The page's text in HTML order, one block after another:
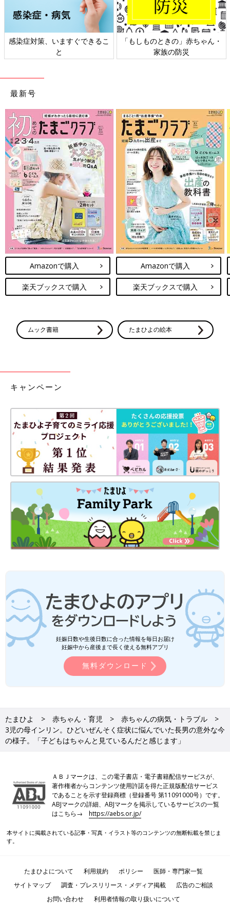
感染症対策、いますぐできるこ
と
「もしものときの」赤ちゃん・
家族の防災
最新号
Amazonで購入
楽天ブックスで購入
Amazonで購入
楽天ブックスで購入
ムック書籍 たまひよの絵本
キャンペーン
妊娠日数や生後日数に合った情報を毎日お届け
妊娠中から産後まで長く使える無料アプリ
無料ダウンロード
たまひよ 赤ちゃん・育児
赤ちゃんの病気・トラブル
3児の母インリン。ひどいぜんそく症状に悩んでいた長男の意外な今
の様子。「子どもはちゃんと見ているんだと感じます」
ＡＢＪマークは、この電子書店・電子書籍配信サービスが、
著作権者からコンテンツ使用許諾を得た正規版配信サービス
であることを示す登録商標（登録番号 第11091000号）です。
ABJマークの詳細、ABJマークを掲示しているサービスの一覧
はこちら→https://aebs.or.jp/
本サイトに掲載されている記事・写真・イラスト等のコンテンツの無断転載を禁じま
す。
たまひよについて 利用規約 ポリシー
医師・専門家一覧
サイトマップ
調査・プレスリリース・メディア掲載
広告のご相談
お問い合わせ
利用者情報の取り扱いについて